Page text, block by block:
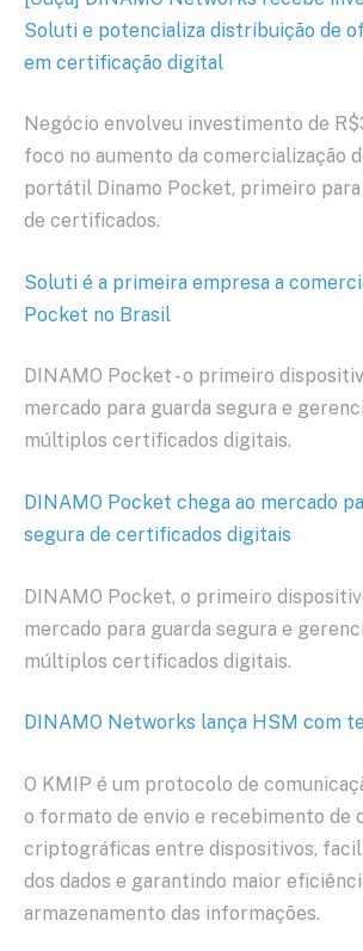
Soluti e potencializa distribuição de
em certificação digital
Negócio envolveu investimento de
foco no aumento da comercialização
portátil Dinamo Pocket, primeiro para
de certificados.
Soluti é a primeira empresa a
Pocket no Brasil
DINAMO Pocket ­- o primeiro
mercado para guarda segura e
múltiplos certificados digitais.
DINAMO Pocket chega ao mercado
segura de certificados digitais
DINAMO Pocket, o primeiro
mercado para guarda segura e
múltiplos certificados digitais.
DINAMO Networks lança HSM com
O KMIP é um protocolo de
o formato de envio e recebimento de
criptográficas entre dispositivos,
dos dados e garantindo maior
armazenamento das informações.